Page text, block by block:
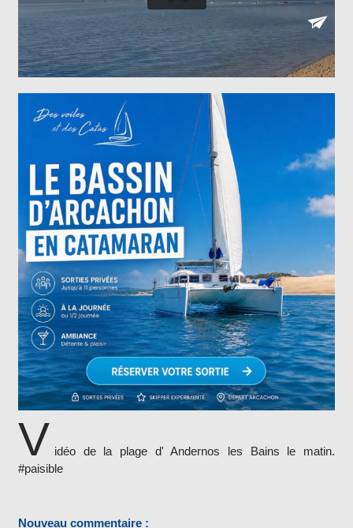
V idéo de la plage d' Andernos les Bains le matin.
#paisible
Nouveau commentaire :